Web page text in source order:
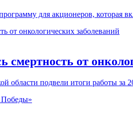
для акционеров, которая
смертность от
области подвели итоги работы за